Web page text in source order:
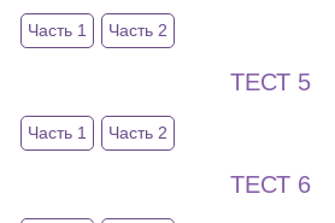
Часть 1 Часть 2
ТЕСТ 5
Часть 1 Часть 2
ТЕСТ 6